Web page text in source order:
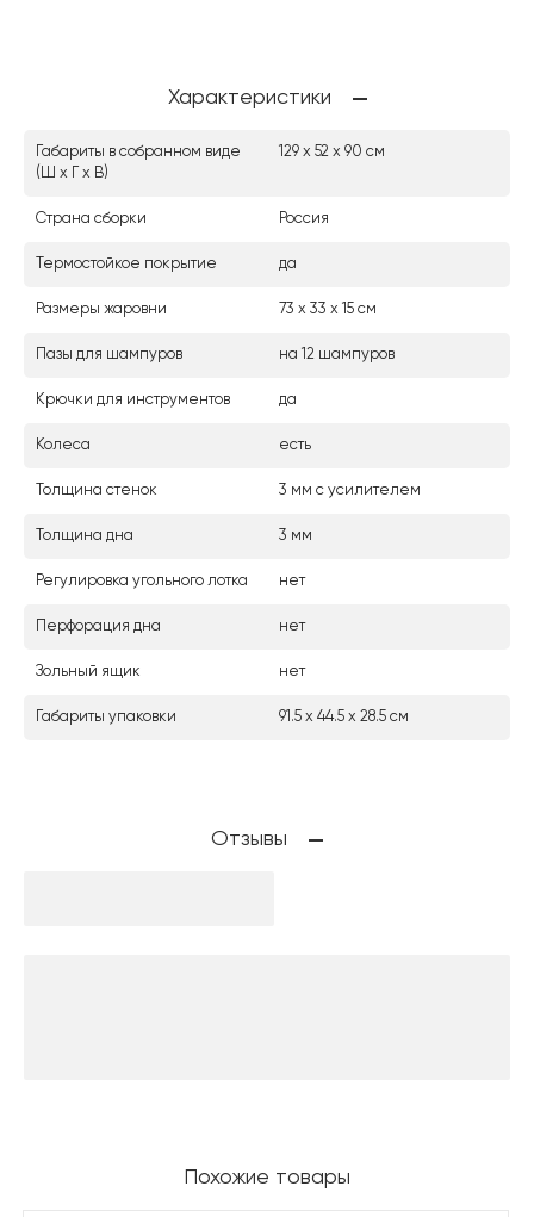
Характеристики
Габариты в собранном виде
(Ш х Г х В)
129 х 52 х 90 см
Страна сборки Россия
Термостойкое покрытие да
Размеры жаровни 73 х 33 х 15 см
Пазы для шампуров на 12 шампуров
Крючки для инструментов да
Колеса есть
Толщина стенок 3 мм с усилителем
Толщина дна 3 мм
Регулировка угольного лотка нет
Перфорация дна нет
Зольный ящик нет
Габариты упаковки 91.5 х 44.5 х 28.5 см
Отзывы
Похожие товары